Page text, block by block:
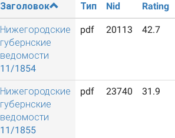
Заголовок Тип Nid Rating
Нижегородские
губернские
ведомости
11/1854
pdf 20113 42.7
Нижегородские
губернские
ведомости
11/1855
pdf 23740 31.9